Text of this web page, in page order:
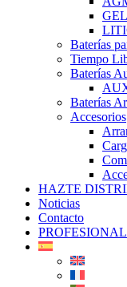
Baterías
Tiempo
Baterías
Baterías
Accesorios
HAZTE
Noticias
Contacto